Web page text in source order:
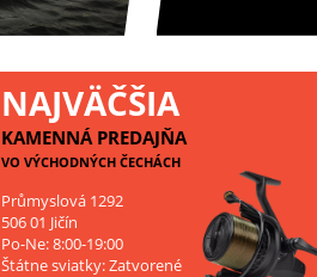
NAJVÄČŠIA
KAMENNÁ PREDAJŇA
VO VÝCHODNÝCH ČECHÁCH
Průmyslová 1292
506 01 Jičín
Po-Ne: 8:00-19:00
Štátne sviatky: Zatvorené